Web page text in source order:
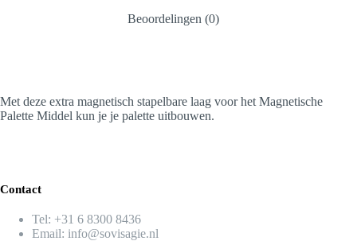
Beoordelingen (0)
Met deze extra magnetisch stapelbare laag voor het Magnetische
Palette Middel kun je je palette uitbouwen.
Contact
Tel: +31 6 8300 8436​
Email: info@sovisagie.nl